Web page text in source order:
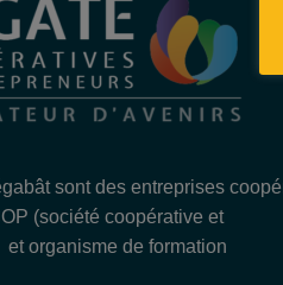
sont des entreprises
(société coopérative et
organisme de formation